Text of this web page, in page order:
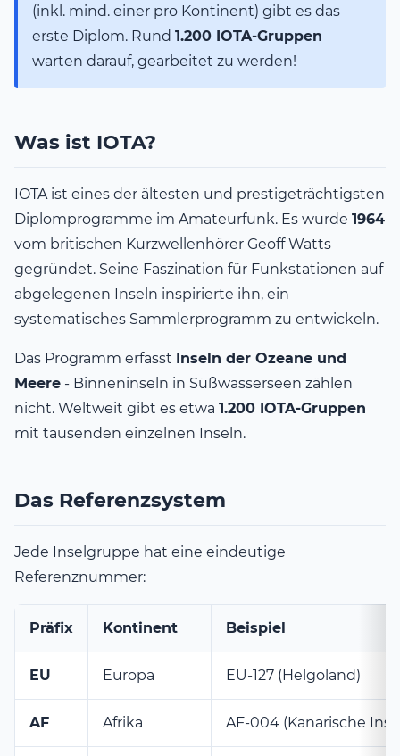
(inkl. mind. einer pro Kontinent) gibt es das
erste Diplom. Rund 1.200 IOTA-Gruppen
warten darauf, gearbeitet zu werden!
Was ist IOTA?
IOTA ist eines der ältesten und prestigeträchtigsten
Diplomprogramme im Amateurfunk. Es wurde 1964
vom britischen Kurzwellenhörer Geoff Watts
gegründet. Seine Faszination für Funkstationen auf
abgelegenen Inseln inspirierte ihn, ein
systematisches Sammlerprogramm zu entwickeln.
Das Programm erfasst Inseln der Ozeane und
Meere - Binneninseln in Süßwasserseen zählen
nicht. Weltweit gibt es etwa 1.200 IOTA-Gruppen
mit tausenden einzelnen Inseln.
Das Referenzsystem
Jede Inselgruppe hat eine eindeutige
Referenznummer:
Präfix Kontinent Beispiel
EU Europa EU-127 (Helgoland)
AF Afrika AF-004 (Kanarische